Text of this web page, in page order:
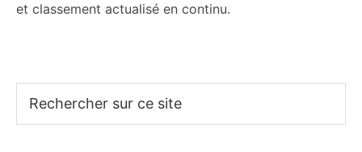
et classement actualisé en continu.
sur